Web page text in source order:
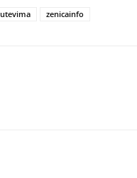
zenicainfo